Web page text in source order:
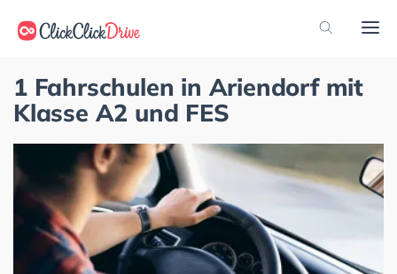
1 Fahrschulen in Ariendorf mit
Klasse A2 und FES